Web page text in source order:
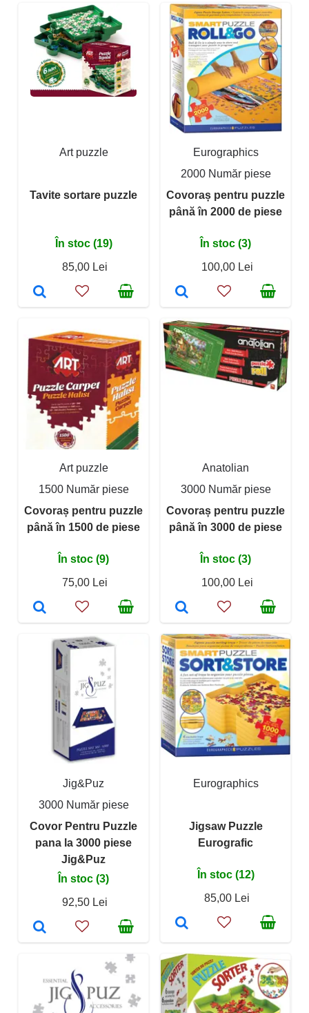
Art puzzle
Tavite sortare puzzle
În stoc (19)
85,00 Lei
Eurographics
2000 Număr piese
Covoraș pentru puzzle
până în 2000 de piese
În stoc (3)
100,00 Lei
Art puzzle
1500 Număr piese
Covoraș pentru puzzle
până în 1500 de piese
În stoc (9)
75,00 Lei
Anatolian
3000 Număr piese
Covoraș pentru puzzle
până în 3000 de piese
În stoc (3)
100,00 Lei
Jig&Puz
3000 Număr piese
Covor Pentru Puzzle
pana la 3000 piese
Jig&Puz
În stoc (3)
92,50 Lei
Eurographics
Jigsaw Puzzle
Eurografic
În stoc (12)
85,00 Lei